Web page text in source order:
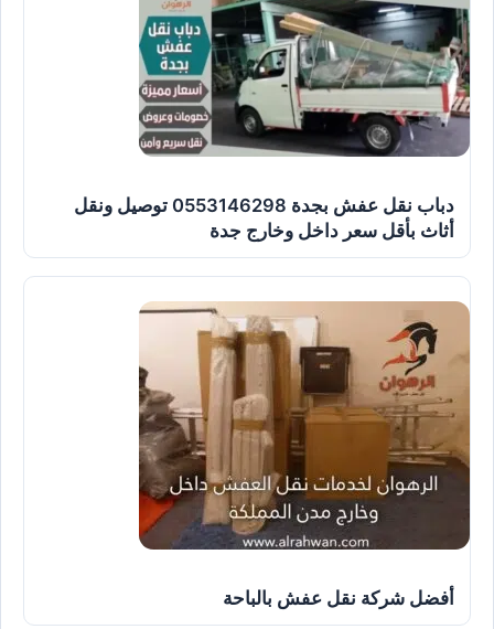
دباب نقل عفش بجدة 0553146298 توصيل ونقل
أثاث بأقل سعر داخل وخارج جدة
أفضل شركة نقل عفش بالباحة